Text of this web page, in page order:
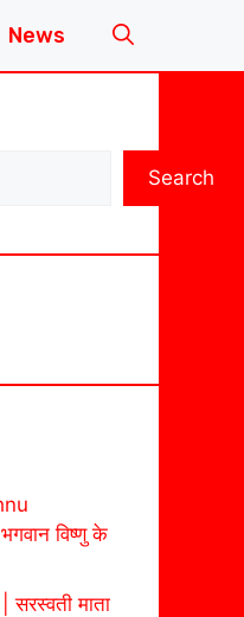
News
Search
विष्णु के
माता